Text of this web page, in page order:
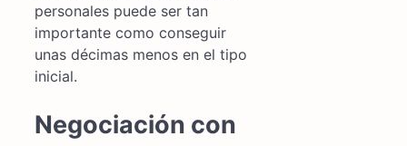
personales puede ser tan
importante como conseguir
unas décimas menos en el tipo
inicial.
Negociación con